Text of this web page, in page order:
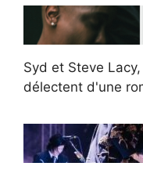
Syd et Steve
délectent d'une